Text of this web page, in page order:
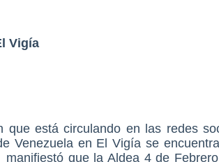
Vigía
que está circulando en las redes
Venezuela en El Vigía se
manifiestó que la Aldea 4 de